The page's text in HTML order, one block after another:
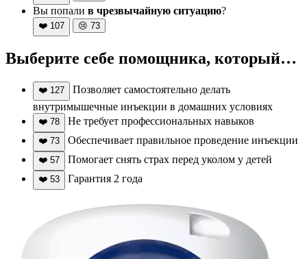
Вы попали в чрезвычайную ситуацию?
❤️ 107 😢 73
Выберите себе помощника, который…
❤️ 127
Позволяет самостоятельно делать
внутримышечные инъекции в домашних условиях
❤️ 78 Не требует профессиональных навыков
❤️ 73 Обеспечивает правильное проведение инъекции
❤️ 57 Помогает снять страх перед уколом у детей
❤️ 53 Гарантия 2 года